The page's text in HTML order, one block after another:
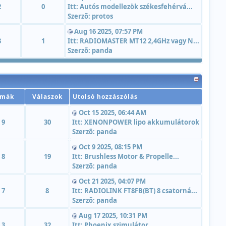
0
Itt: Autós modellezök székesfehérvá...
Szerzõ: protos
1
Aug 16 2025, 07:57 PM
Itt: RADIOMASTER MT12 2,4GHz vagy N...
Szerzõ: panda
Válaszok Utolsó hozzászólás
9 30
Oct 15 2025, 06:44 AM
Itt: XENONPOWER lipo akkumulátorok
Szerzõ: panda
8 19
Oct 9 2025, 08:15 PM
Itt: Brushless Motor & Propelle...
Szerzõ: panda
7 8
Oct 21 2025, 04:07 PM
Itt: RADIOLINK FT8FB(BT) 8 csatorná...
Szerzõ: panda
Aug 17 2025, 10:31 PM